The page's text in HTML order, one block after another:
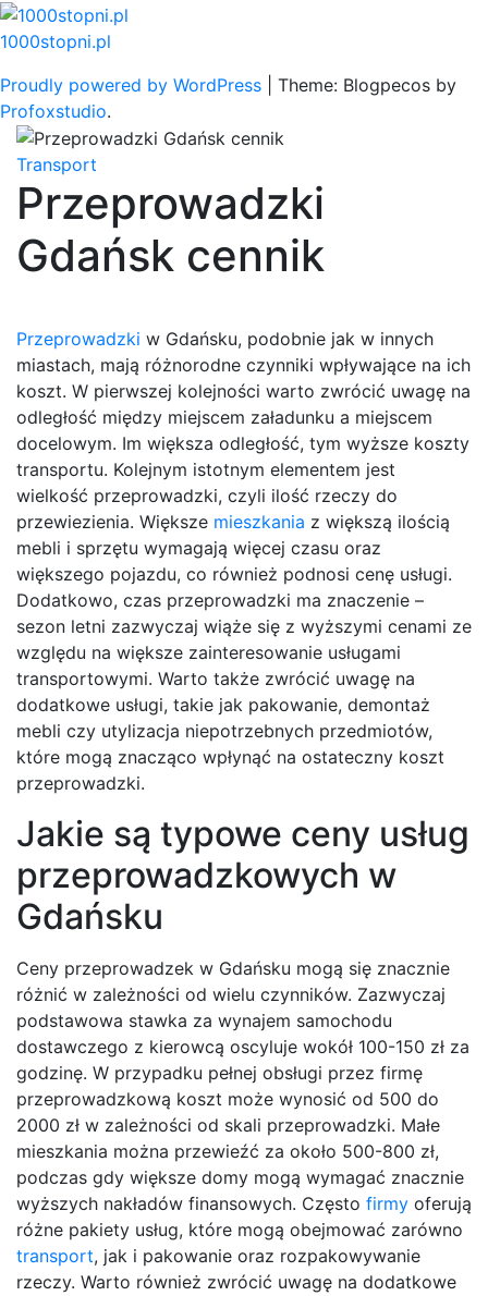
Skip
to
1000stopni.pl
Proudly powered by WordPress
Theme: Blogpecos by
Profoxstudio.
Transport
Przeprowadzki
Gdańsk cennik
Przeprowadzki w Gdańsku, podobnie jak w innych
miastach, mają różnorodne czynniki wpływające na ich
koszt. W pierwszej kolejności warto zwrócić uwagę na
odległość między miejscem załadunku a miejscem
docelowym. Im większa odległość, tym wyższe koszty
transportu. Kolejnym istotnym elementem jest
wielkość przeprowadzki, czyli ilość rzeczy do
przewiezienia. Większe mieszkania z większą ilością
mebli i sprzętu wymagają więcej czasu oraz
większego pojazdu, co również podnosi cenę usługi.
Dodatkowo, czas przeprowadzki ma znaczenie –
sezon letni zazwyczaj wiąże się z wyższymi cenami ze
względu na większe zainteresowanie usługami
transportowymi. Warto także zwrócić uwagę na
dodatkowe usługi, takie jak pakowanie, demontaż
mebli czy utylizacja niepotrzebnych przedmiotów,
które mogą znacząco wpłynąć na ostateczny koszt
przeprowadzki.
Jakie są typowe ceny usług
przeprowadzkowych w
Gdańsku
Ceny przeprowadzek w Gdańsku mogą się znacznie
różnić w zależności od wielu czynników. Zazwyczaj
podstawowa stawka za wynajem samochodu
dostawczego z kierowcą oscyluje wokół 100-150 zł za
godzinę. W przypadku pełnej obsługi przez firmę
przeprowadzkową koszt może wynosić od 500 do
2000 zł w zależności od skali przeprowadzki. Małe
mieszkania można przewieźć za około 500-800 zł,
podczas gdy większe domy mogą wymagać znacznie
wyższych nakładów finansowych. Często firmy oferują
różne pakiety usług, które mogą obejmować zarówno
transport, jak i pakowanie oraz rozpakowywanie
rzeczy. Warto również zwrócić uwagę na dodatkowe